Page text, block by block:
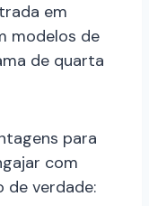
em
modelos de
de quarta
para
com
de verdade: